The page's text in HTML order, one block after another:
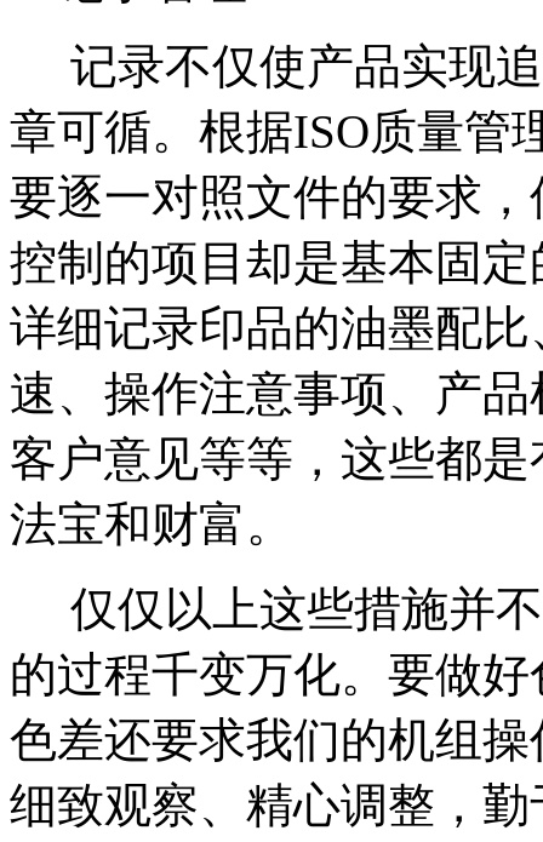
记录不仅使产品实现
章可循。根据ISO质量管
要逐一对照文件的要求
控制的项目却是基本固
详细记录印品的油墨配
速、操作注意事项、产
客户意见等等，这些都
法宝和财富。
仅仅以上这些措施并
的过程千变万化。要做
色差还要求我们的机组
细致观察、精心调整，